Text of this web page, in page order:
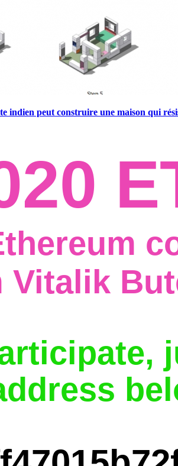
indien peut construire une maison qui